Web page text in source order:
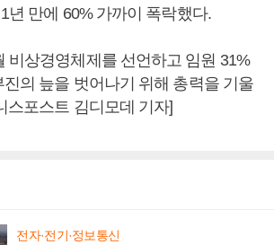
년 만에 60% 가까이 폭락했다.
비상경영체제를 선언하고 임원 31%
의 늪을 벗어나기 위해 총력을 기울
스포스트 김디모데 기자]
전자·전기·정보통신